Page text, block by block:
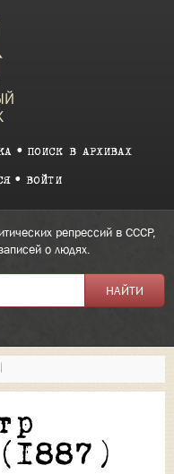
ПОИСК В АРХИВАХ
ВОЙТИ
репрессий в СССР,
о людях.
|